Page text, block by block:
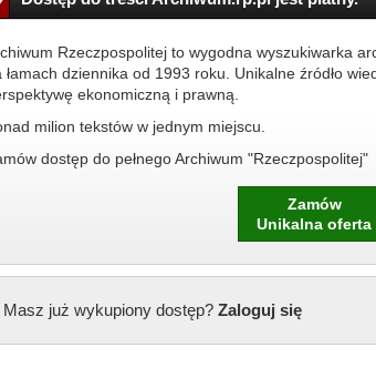
Rzeczpospolitej to wygodna wyszukiwarka
łamach dziennika od 1993 roku. Unikalne źródło
ekonomiczną i prawną.
milion tekstów w jednym miejscu.
dostęp do pełnego Archiwum "Rzeczpospolitej"
Zamów
Unikalna oferta
Masz już wykupiony dostęp?Zaloguj się